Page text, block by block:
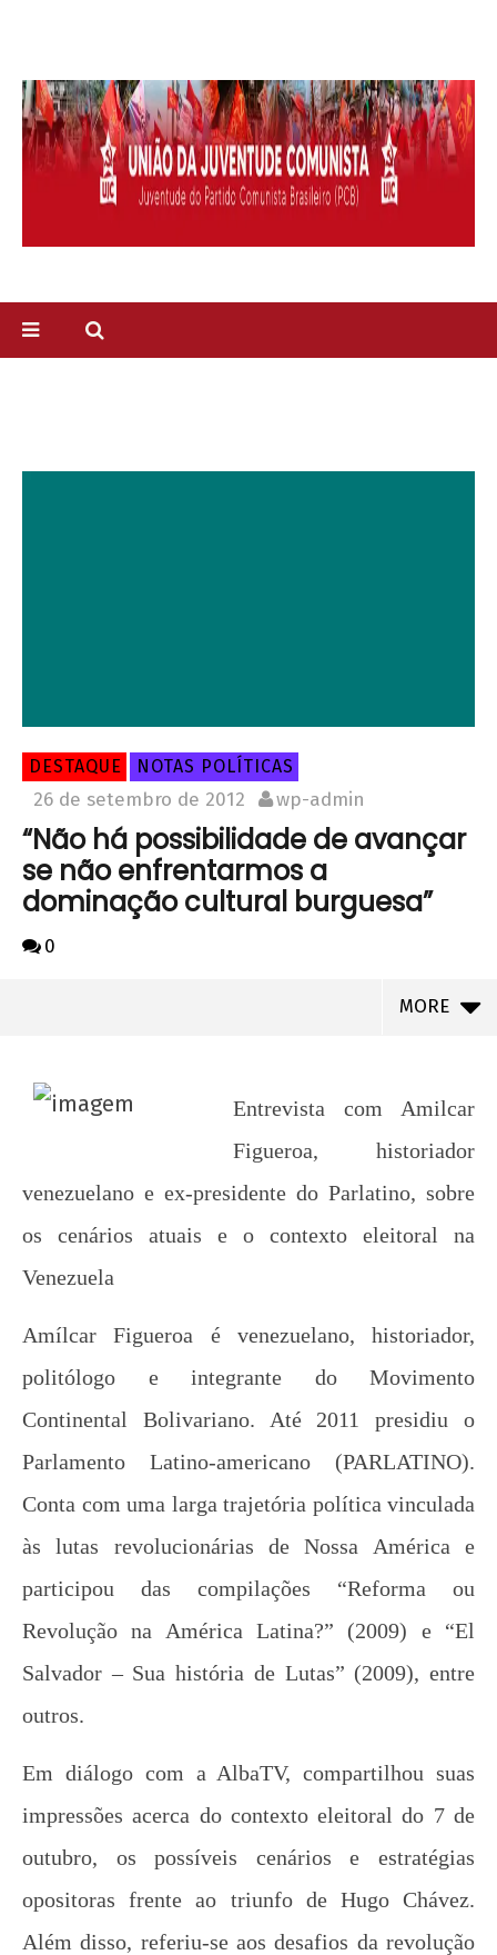
DESTAQUE NOTAS POLÍTICAS
26 de setembro de 2012 wp-admin
“Não há possibilidade de avançar
se não enfrentarmos a
dominação cultural burguesa”
0
MORE
NOW VIEWING
“Não há possibilidade de avançar se não
enfrentarmos a dominação cultural burguesa”
26 de
de 2012
admin
Nacional: “1 Real por Cuba”
26 de
de 2012
wp-
Entrevista com Amilcar
Figueroa, historiador
venezuelano e ex-presidente do Parlatino, sobre
os cenários atuais e o contexto eleitoral na
Venezuela
Amílcar Figueroa é venezuelano, historiador,
politólogo e integrante do Movimento
Continental Bolivariano. Até 2011 presidiu o
Parlamento Latino-americano (PARLATINO).
Conta com uma larga trajetória política vinculada
às lutas revolucionárias de Nossa América e
participou das compilações “Reforma ou
Revolução na América Latina?” (2009) e “El
Salvador – Sua história de Lutas” (2009), entre
outros.
Em diálogo com a AlbaTV, compartilhou suas
impressões acerca do contexto eleitoral do 7 de
outubro, os possíveis cenários e estratégias
opositoras frente ao triunfo de Hugo Chávez.
Além disso, referiu-se aos desafios da revolução